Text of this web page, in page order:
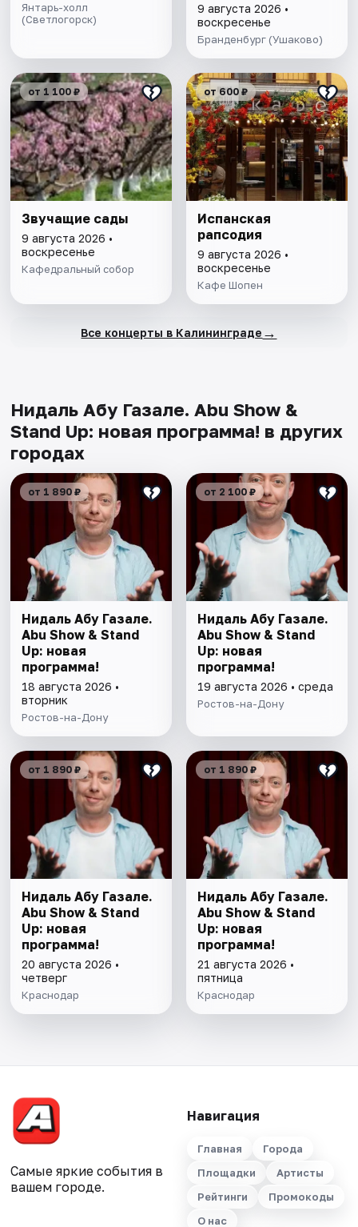
Янтарь-холл
(Светлогорск)
9 августа 2026 •
воскресенье
Бранденбург (Ушаково)
от 1 100 ₽
Звучащие сады
9 августа 2026 •
воскресенье
Кафедральный собор
от 600 ₽
Испанская
рапсодия
9 августа 2026 •
воскресенье
Кафе Шопен
Все концерты в Калининграде →
Нидаль Абу Газале. Abu Show &
Stand Up: новая программа! в других
городах
от 1 890 ₽
Нидаль Абу Газале.
Abu Show & Stand
Up: новая
программа!
18 августа 2026 •
вторник
Ростов-на-Дону
от 2 100 ₽
Нидаль Абу Газале.
Abu Show & Stand
Up: новая
программа!
19 августа 2026 • среда
Ростов-на-Дону
от 1 890 ₽
Нидаль Абу Газале.
Abu Show & Stand
Up: новая
программа!
20 августа 2026 •
четверг
Краснодар
от 1 890 ₽
Нидаль Абу Газале.
Abu Show & Stand
Up: новая
программа!
21 августа 2026 •
пятница
Краснодар
Самые яркие события в
вашем городе.
Навигация
Главная
Города
Площадки
Артисты
Рейтинги
Промокоды
О нас